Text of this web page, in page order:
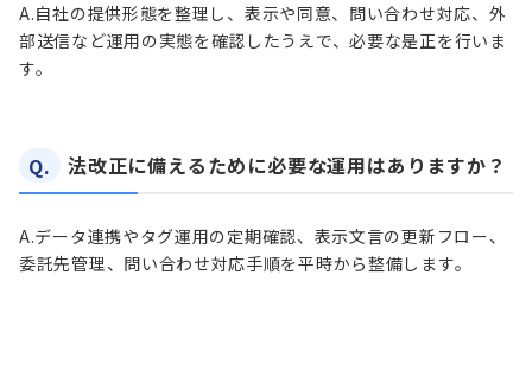
A.自社の提供形態を整理し、表示や同意、問い合わせ対応、外
部送信など運用の実態を確認したうえで、必要な是正を行いま
す。
Q. 法改正に備えるために必要な運用はありますか？
A.データ連携やタグ運用の定期確認、表示文言の更新フロー、
委託先管理、問い合わせ対応手順を平時から整備します。